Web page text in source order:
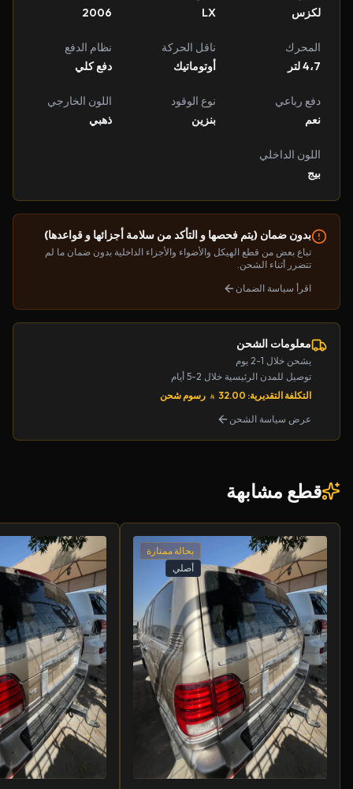
لكزس
LX
2006
المحرك
4،7 لتر
ناقل الحركة
أوتوماتيك
نظام الدفع
دفع كلي
دفع رباعي
نعم
نوع الوقود
بنزين
اللون الخارجي
ذهبي
اللون الداخلي
بيج
بدون ضمان (يتم فحصها و التأكد من سلامة أجزائها و قواعدها)
تباع بعض من قطع الهيكل والأضواء والأجزاء الداخلية بدون ضمان ما لم
تتضرر أثناء الشحن.
اقرأ سياسة الضمان
معلومات الشحن
يشحن خلال 1-2 يوم
توصيل للمدن الرئيسية خلال 2-5 أيام
التكلفة التقديرية: 32.00
رسوم شحن
عرض سياسة الشحن
قطع مشابهة
بحالة ممتازة
أصلي